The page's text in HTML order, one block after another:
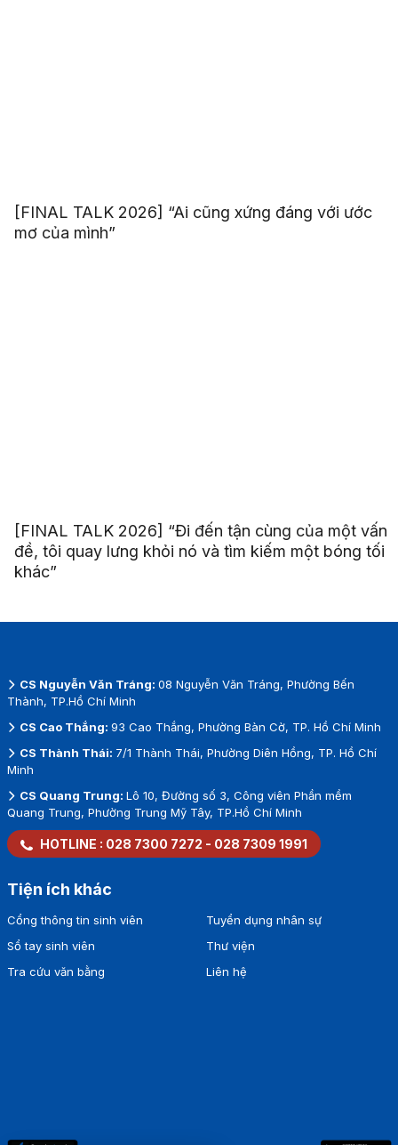
[FINAL TALK 2026] “Ai cũng xứng đáng với ước
mơ của mình”
[FINAL TALK 2026] “Đi đến tận cùng của một vấn
đề, tôi quay lưng khỏi nó và tìm kiếm một bóng tối
khác”
CS Nguyễn Văn Tráng: 08 Nguyễn Văn Tráng, Phường Bến
Thành, TP.Hồ Chí Minh
CS Cao Thắng: 93 Cao Thắng, Phường Bàn Cờ, TP. Hồ Chí Minh
CS Thành Thái: 7/1 Thành Thái, Phường Diên Hồng, TP. Hồ Chí
Minh
CS Quang Trung: Lô 10, Đường số 3, Công viên Phần mềm
Quang Trung, Phường Trung Mỹ Tây, TP.Hồ Chí Minh
HOTLINE : 028 7300 7272 - 028 7309 1991
Tiện ích khác
Cổng thông tin sinh viên
Sổ tay sinh viên
Tra cứu văn bằng
Tuyển dụng nhân sự
Thư viện
Liên hệ